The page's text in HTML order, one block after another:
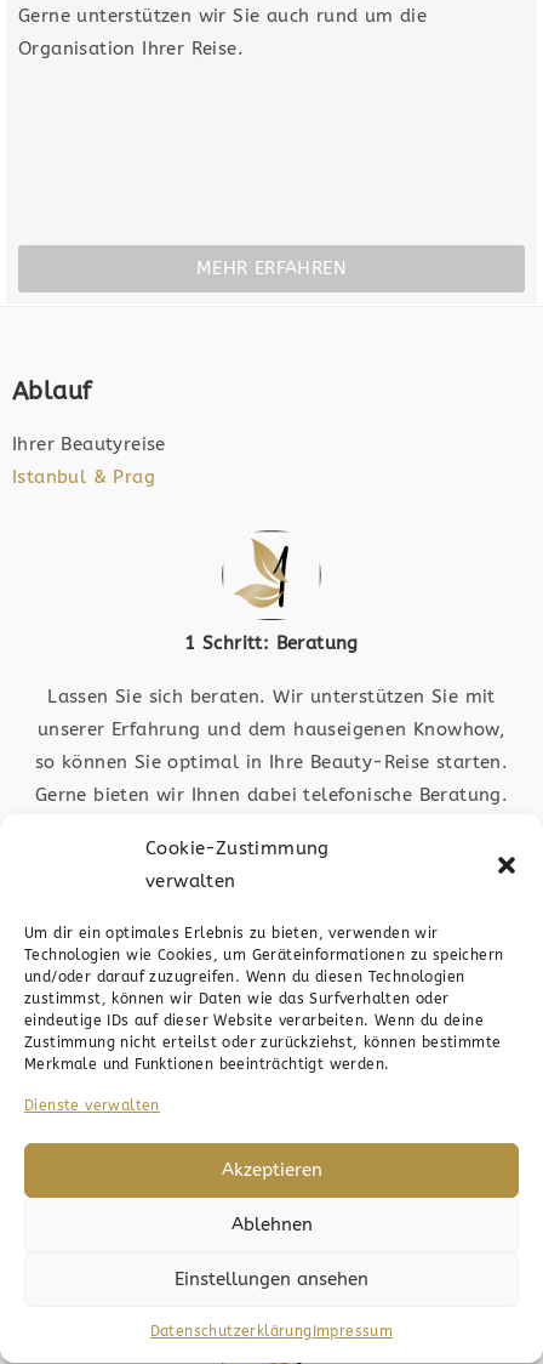
Cookie-Zustimmung
verwalten
Um dir ein optimales Erlebnis zu bieten, verwenden wir
Technologien wie Cookies, um Geräteinformationen zu speichern
und/oder darauf zuzugreifen. Wenn du diesen Technologien
zustimmst, können wir Daten wie das Surfverhalten oder
eindeutige IDs auf dieser Website verarbeiten. Wenn du deine
Zustimmung nicht erteilst oder zurückziehst, können bestimmte
Merkmale und Funktionen beeinträchtigt werden.
Dienste verwalten
Akzeptieren
Ablehnen
Einstellungen ansehen
DatenschutzerklärungImpressum
Gerne unterstützen wir Sie auch rund um die
Organisation Ihrer Reise.
MEHR ERFAHREN
Ablauf
Ihrer Beautyreise
Istanbul & Prag
1 Schritt: Beratung
Lassen Sie sich beraten. Wir unterstützen Sie mit
unserer Erfahrung und dem hauseigenen Knowhow,
so können Sie optimal in Ihre Beauty-Reise starten.
Gerne bieten wir Ihnen dabei telefonische Beratung.
Ort für Sie da. Schauen Sie vorbei
2 Schritt: Anfrage
Sie wollen den nächsten Schritt wagen? Dann folgt
Fachärzte geschickt und ausgewertet, wodurch Sie
dann ein Angebot erhalten. Die OP-Kosten werden
ermittelt und der Ablauf wird Ihnen nähergebracht.